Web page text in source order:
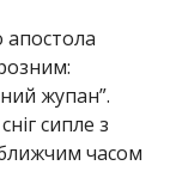
апостола
жупан”.
сипле з
часом